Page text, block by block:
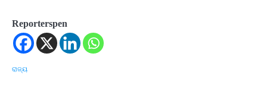
Reporterspen
ରାଜ୍ୟ